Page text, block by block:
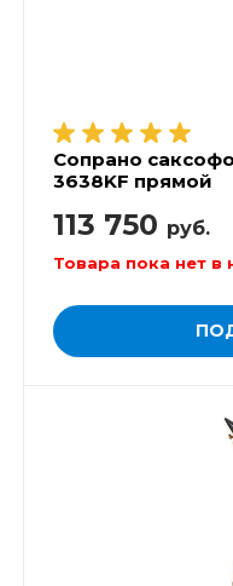
Сопрано
3638KF прямой
113 750 руб.
Товара пока нет в